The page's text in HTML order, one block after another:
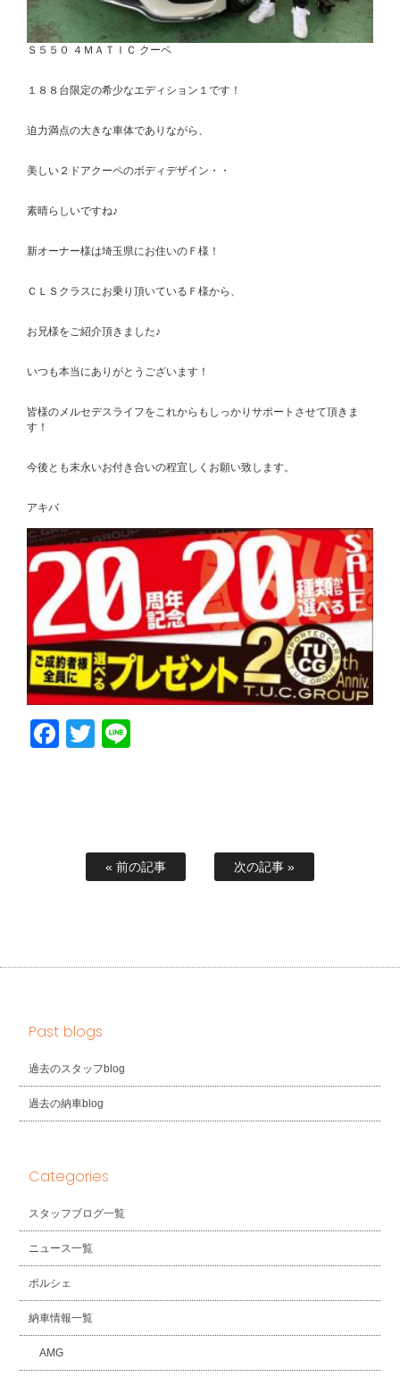
Ｓ５５０ ４ＭＡＴＩＣ クーペ
１８８台限定の希少なエディション１です！
迫力満点の大きな車体でありながら、
美しい２ドアクーペのボディデザイン・・
素晴らしいですね♪
新オーナー様は埼玉県にお住いのＦ様！
ＣＬＳクラスにお乗り頂いているＦ様から、
お兄様をご紹介頂きました♪
いつも本当にありがとうございます！
皆様のメルセデスライフをこれからもしっかりサポートさせて頂きま
す！
今後とも末永いお付き合いの程宜しくお願い致します。
アキバ
Facebook
Twitter
« 前の記事 次の記事 »
Past blogs
過去のスタッフblog
過去の納車blog
Categories
スタッフブログ一覧
ニュース一覧
ポルシェ
納車情報一覧
AMG